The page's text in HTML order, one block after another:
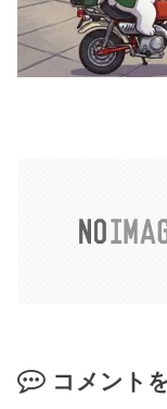
コメント